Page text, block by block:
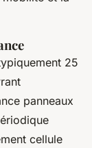
25
panneaux
cellule